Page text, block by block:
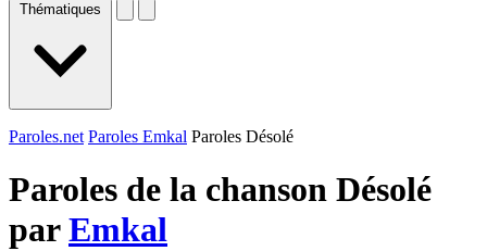
Thématiques
Paroles.net Paroles Emkal Paroles Désolé
Paroles de la chanson Désolé
parEmkal